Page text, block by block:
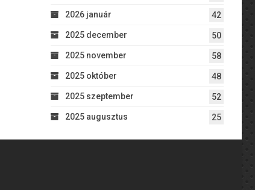
2026 január 42
2025 december 50
2025 november 58
2025 október 48
2025 szeptember 52
2025 augusztus 25